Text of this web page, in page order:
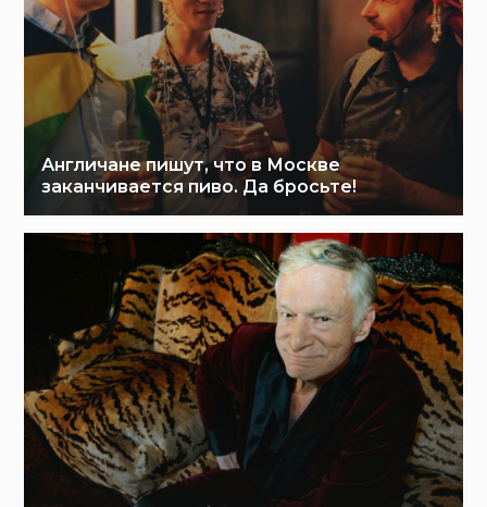
Англичане пишут, что в Москве
заканчивается пиво. Да бросьте!